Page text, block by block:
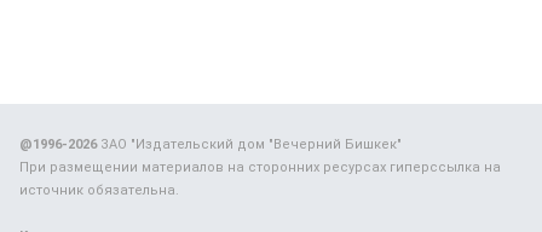
@1996-2026ЗАО "Издательский дом "Вечерний Бишкек"
При размещении материалов на сторонних ресурсах гиперссылка на
источник обязательна.